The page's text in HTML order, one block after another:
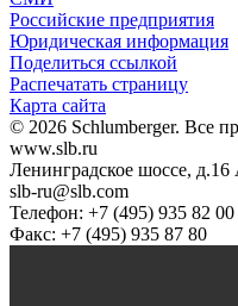
Российские предприятия
Юридическая информация
Поделиться ссылкой
Распечатать страницу
Карта сайта
© 2026 Schlumberger. Все
www.slb.ru
Ленинградское шоссе, д.16
slb-ru@slb.com
Телефон: +7 (495) 935 82 00
Факс: +7 (495) 935 87 80